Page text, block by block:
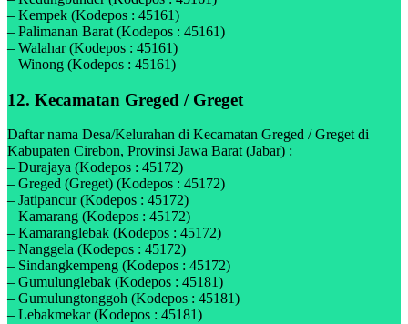
– Kempek (Kodepos : 45161)
– Palimanan Barat (Kodepos : 45161)
– Walahar (Kodepos : 45161)
– Winong (Kodepos : 45161)
12. Kecamatan Greged / Greget
Daftar nama Desa/Kelurahan di Kecamatan Greged / Greget di
Kabupaten Cirebon, Provinsi Jawa Barat (Jabar) :
– Durajaya (Kodepos : 45172)
– Greged (Greget) (Kodepos : 45172)
– Jatipancur (Kodepos : 45172)
– Kamarang (Kodepos : 45172)
– Kamaranglebak (Kodepos : 45172)
– Nanggela (Kodepos : 45172)
– Sindangkempeng (Kodepos : 45172)
– Gumulunglebak (Kodepos : 45181)
– Gumulungtonggoh (Kodepos : 45181)
– Lebakmekar (Kodepos : 45181)